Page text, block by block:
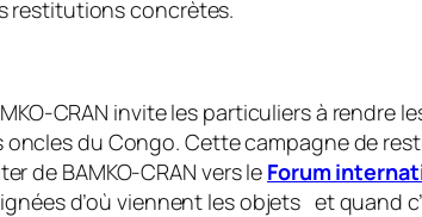
restitutions concrètes.
CRAN invite les particuliers à rendre
du Congo. Cette campagne de
de BAMKO-CRAN vers le Forum
d’où viennent les objets et quand